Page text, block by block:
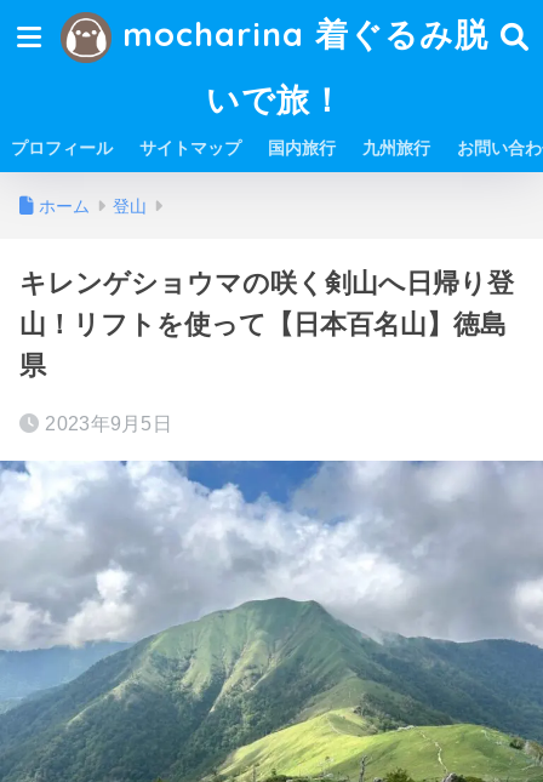
mocharina 着ぐるみ脱
いで旅！
プロフィール サイトマップ 国内旅行 九州旅行 お問い合
ホーム 登山
キレンゲショウマの咲く剣山へ日帰り登
山！リフトを使って【日本百名山】徳島
県
2023年9月5日